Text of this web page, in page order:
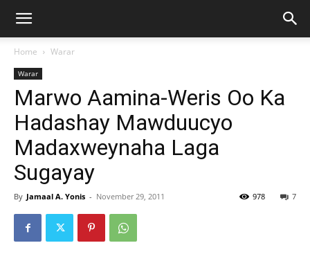
Home Warar
Warar
Marwo Aamina-Weris Oo Ka
Hadashay Mawduucyo
Madaxweynaha Laga
Sugayay
By Jamaal A. Yonis - November 29, 2011 7
978